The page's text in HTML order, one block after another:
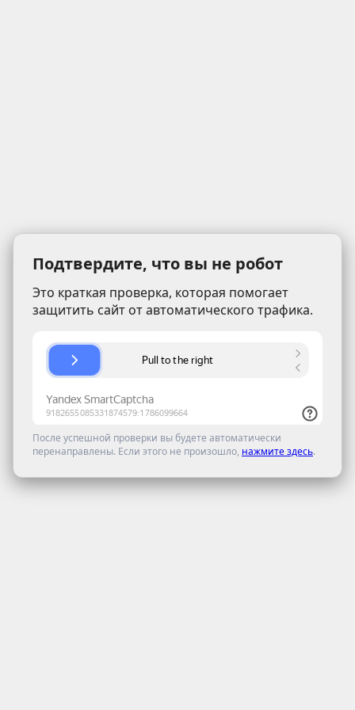
Подтвердите, что вы не робот
Это краткая проверка, которая помогает
защитить сайт от автоматического трафика.
После успешной проверки вы будете автоматически
перенаправлены. Если этого не произошло, нажмите здесь.